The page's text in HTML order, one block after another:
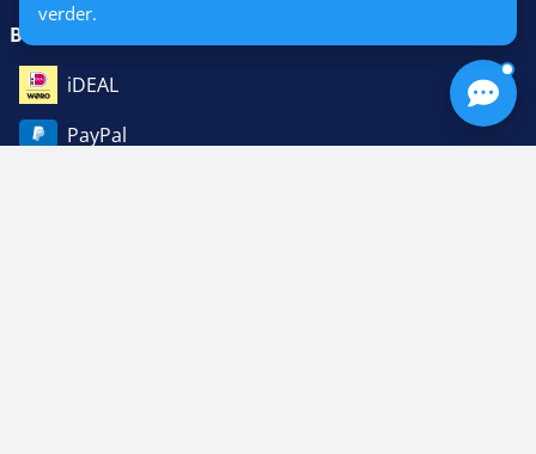
verder.
Betaalmethoden
iDEAL
PayPal